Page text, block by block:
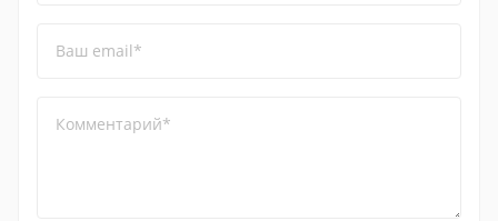
Ваш email*
Комментарий*